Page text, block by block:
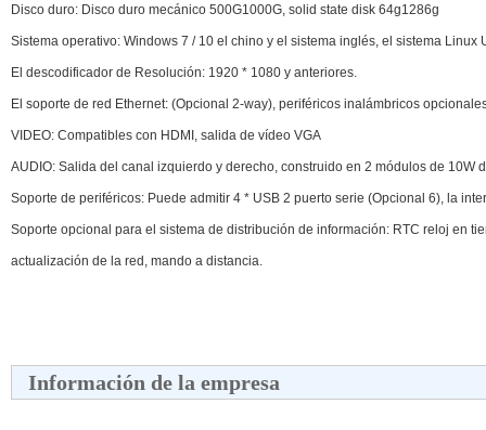
Disco duro: Disco duro mecánico 500G1000G, solid state disk 64g1286g
Sistema operativo: Windows 7 / 10 el chino y el sistema inglés, el sistema Linux
El descodificador de Resolución: 1920 * 1080 y anteriores.
El soporte de red Ethernet: (Opcional 2-way), periféricos inalámbricos
VIDEO: Compatibles con HDMI, salida de vídeo VGA
AUDIO: Salida del canal izquierdo y derecho, construido en 2 módulos de 10W
Soporte de periféricos: Puede admitir 4 * USB 2 puerto serie (Opcional 6), la
Soporte opcional para el sistema de distribución de información: RTC reloj en
actualización de la red, mando a distancia.
Información de la empresa